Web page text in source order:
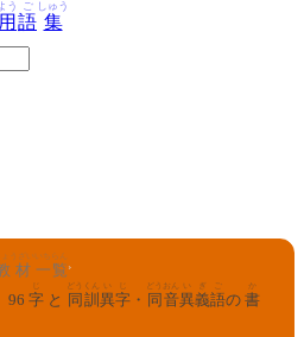
用
う
語
ご
集
しゅう
材
ょうざい
一覧
いちらん
›
96 字
じ
と 同
どう
訓
くん
異字
いじ
・ 同音
どうおん
異義
いぎ
語
ご
の 書
か